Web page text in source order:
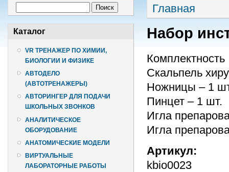
Каталог
VR ТРЕНАЖЕР ПО ХИМИИ,
БИОЛОГИИ И ФИЗИКЕ
АВТОДЕЛО
(АВТОТРЕНАЖЕРЫ)
АВТОРИНГЕР ДЛЯ ПОДАЧИ
ШКОЛЬНЫХ ЗВОНКОВ
АНАЛИТИЧЕСКОЕ
ОБОРУДОВАНИЕ
АНАТОМИЧЕСКИЕ МОДЕЛИ
ВИРТУАЛЬНЫЕ
ЛАБОРАТОРНЫЕ РАБОТЫ
Вы здесь
Главная
Набор
Комплектность
Скальпель
Ножницы – 1
Пинцет – 1 шт.
Игла
Игла
Артикул:
kbio0023